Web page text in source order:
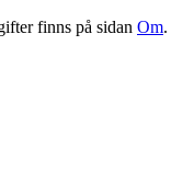
finns på sidan Om.